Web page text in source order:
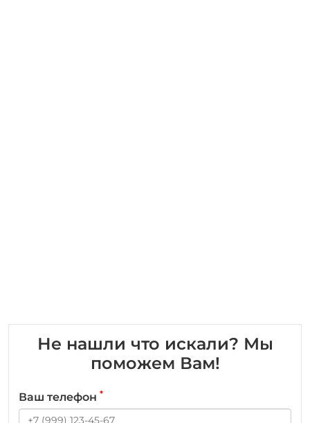
Не нашли что искали? Мы
поможем Вам!
Ваш телефон *